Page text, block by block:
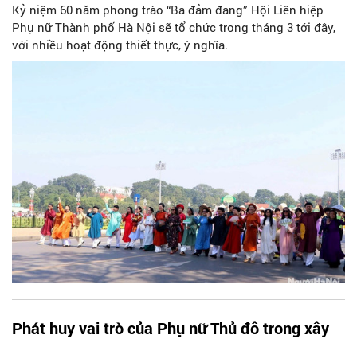
Kỷ niệm 60 năm phong trào “Ba đảm đang” Hội Liên hiệp
Phụ nữ Thành phố Hà Nội sẽ tổ chức trong tháng 3 tới đây,
với nhiều hoạt động thiết thực, ý nghĩa.
Phát huy vai trò của Phụ nữ Thủ đô trong xây